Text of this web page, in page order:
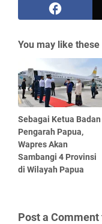
You may like these
Sebagai Ketua Badan
Pengarah Papua,
Wapres Akan
Sambangi 4 Provinsi
di Wilayah Papua
Post a